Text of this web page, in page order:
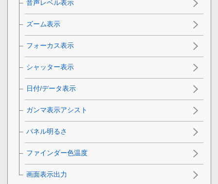
音声レベル表示
ズーム表示
フォーカス表示
シャッター表示
日付/データ表示
ガンマ表示アシスト
パネル明るさ
ファインダー色温度
画面表示出力